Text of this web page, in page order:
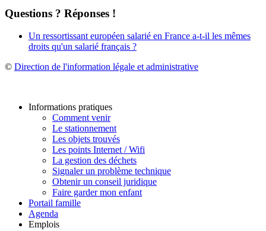
Questions ? Réponses !
Un ressortissant européen salarié en France a-t-il les mêmes
droits qu'un salarié français ?
© Direction de l'information légale et administrative
Informations pratiques
Comment venir
Le stationnement
Les objets trouvés
Les points Internet / Wifi
La gestion des déchets
Signaler un problème technique
Obtenir un conseil juridique
Faire garder mon enfant
Portail famille
Agenda
Emplois